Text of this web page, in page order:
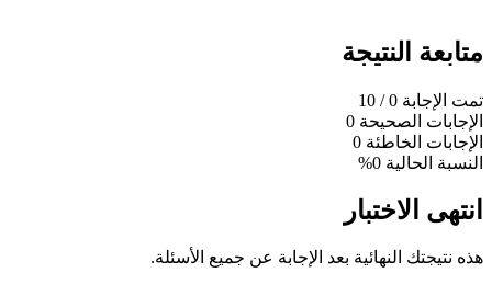
متابعة النتيجة
تمت الإجابة 0
/ 10
الإجابات الصحيحة 0
الإجابات الخاطئة 0
النسبة الحالية 0%
انتهى الاختبار
هذه نتيجتك النهائية بعد الإجابة عن جميع الأسئلة.